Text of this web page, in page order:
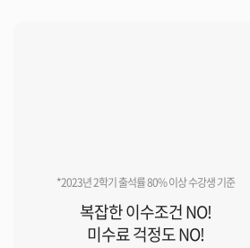
*2023년 2학기 출석률 80% 이상 수강생 기준
복잡한 이수조건 NO!
미수료 걱정도 NO!